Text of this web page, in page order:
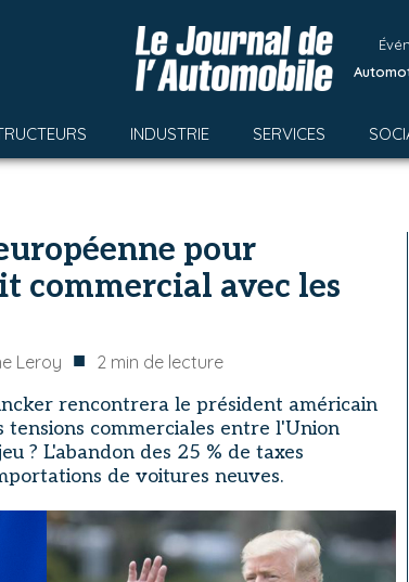
INDUSTRIE SERVICES
pour
commercial avec les
Leroy ■ 2 min de lecture
rencontrera le président américain
commerciales entre l'Union
? L'abandon des 25 % de taxes
de voitures neuves.